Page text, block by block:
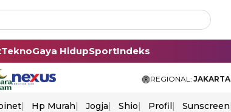
TeknoGaya HidupSportIndeks
REGIONAL: JAKARTA
Hp Murah Jogja Shio Profil Sunscreen